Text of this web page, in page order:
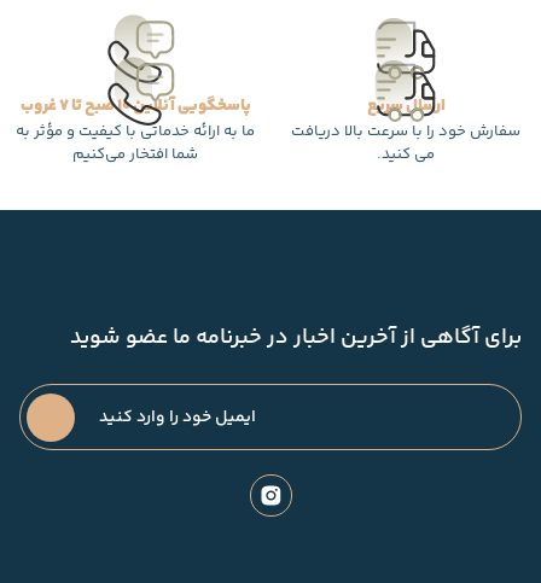
ارسال سریع
سفارش خود را با سرعت بالا دریافت
می کنید.
پاسخگویی آنلاین 10 صبح تا 7 غروب
ما به ارائه خدماتی با کیفیت و مؤثر به
شما افتخار می‌کنیم
برای آگاهی از آخرین اخبار در خبرنامه ما عضو شوید